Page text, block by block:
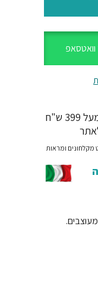
וואטסאפ
ש"ח
מקלחונים ומראות